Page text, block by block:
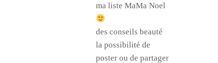
ma liste MaMa Noel
des conseils beauté
la possibilité de
poster ou de partager